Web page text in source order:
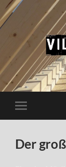
Mobile-
Menü
Der